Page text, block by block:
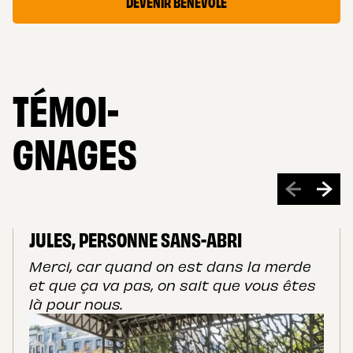
accompagnement social.
journée. Contactez-nous pour en savoir plus.
TÉMOI-
GNAGES
JULES, PERSONNE SANS-ABRI
Merci, car quand on est dans la merde
et que ça va pas, on sait que vous êtes
là pour nous.